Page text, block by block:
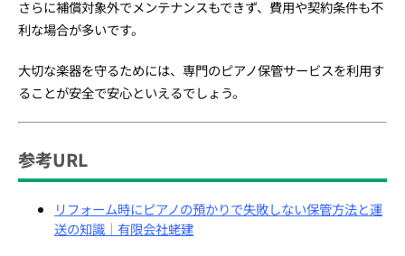
さらに補償対象外でメンテナンスもできず、費用や契約条件も不
利な場合が多いです。
大切な楽器を守るためには、専門のピアノ保管サービスを利用す
ることが安全で安心といえるでしょう。
参考URL
リフォーム時にピアノの預かりで失敗しない保管方法と運
送の知識｜有限会社蛯建